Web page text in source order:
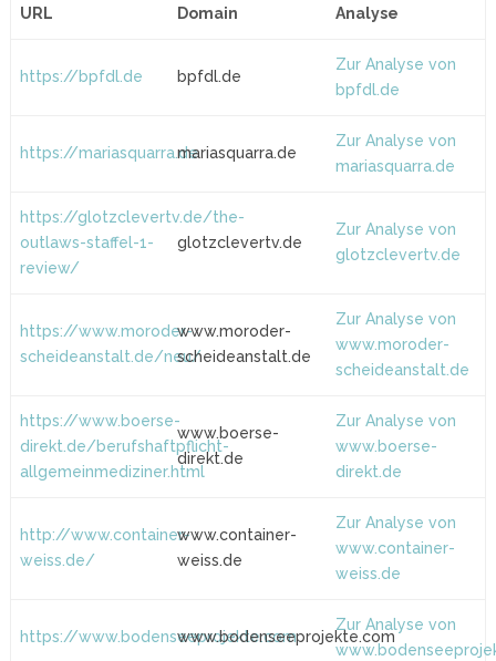
URL Domain Analyse
https://bpfdl.de bpfdl.de
Zur Analyse von
bpfdl.de
https://mariasquarra.demariasquarra.de
Zur Analyse von
mariasquarra.de
https://glotzclevertv.de/the-
outlaws-staffel-1-
review/
glotzclevertv.de
Zur Analyse von
glotzclevertv.de
https://www.moroder-
scheideanstalt.de/neu/
www.moroder-
scheideanstalt.de
Zur Analyse von
www.moroder-
scheideanstalt.de
https://www.boerse-
direkt.de/berufshaftpflicht-
allgemeinmediziner.html
www.boerse-
direkt.de
Zur Analyse von
www.boerse-
direkt.de
http://www.container-
weiss.de/
www.container-
weiss.de
Zur Analyse von
www.container-
weiss.de
https://www.bodenseeprojekte.com
www.bodenseeprojekte.com
Zur Analyse von